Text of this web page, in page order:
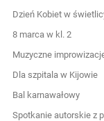
Dzień Kobiet w
8 marca w kl. 2
Muzyczne
Dla szpitala w Kijowie
Bal karnawałowy
Spotkanie autorskie z